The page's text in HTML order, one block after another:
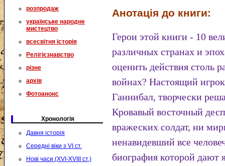
розпродаж
українське народне
мистецтво
всесвітня історія
Релігієзнавство
різне
архів
Фотоанонс
Хронологія
Давня історія
Середні віки з VI ст.
Нові часи (XVI-XVIII ст.)
Анотація до книги:
Герои этой книги - 10
различных странах и
оценить действия столь
войнах? Настоящий
Ганнибал, творчески
Кровавый восточный
вражеских солдат, ни
ненавидевший все
биография которой дают